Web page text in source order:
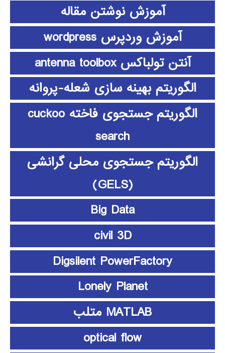
آموزش نوشتن مقاله
آموزش وردپرس wordpress
آنتن تولباکس antenna toolbox
الگوریتم بهینه سازی شعله-پروانه
الگوریتم جستجوی فاخته cuckoo
search
الگوریتم جستجوی محلی گرانشی
(GELS)
Big Data
civil 3D
Digsilent PowerFactory
Lonely Planet
MATLAB متلب
optical flow